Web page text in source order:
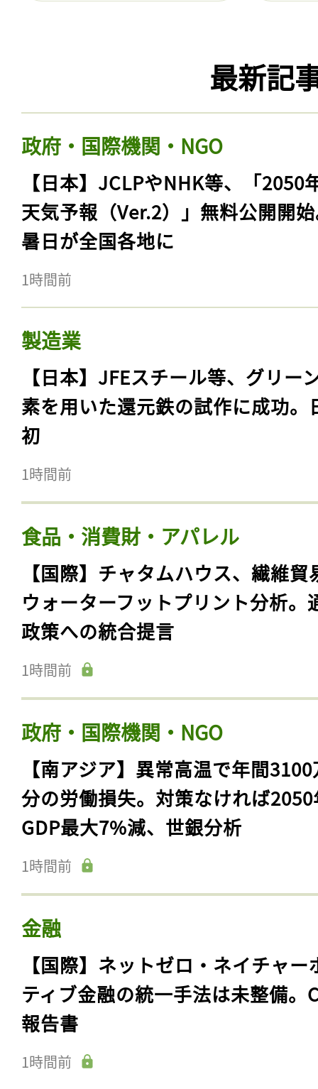
最新記
政府・国際機関・NGO
【日本】JCLPやNHK等、「2050
天気予報（Ver.2）」無料公開開
暑日が全国各地に
1時間前
製造業
【日本】JFEスチール等、グリー
素を用いた還元鉄の試作に成功。
初
1時間前
食品・消費財・アパレル
【国際】チャタムハウス、繊維貿
ウォーターフットプリント分析。
政策への統合提言
1時間前
政府・国際機関・NGO
【南アジア】異常高温で年間
分の労働損失。対策なければ
GDP最大7%減、世銀分析
1時間前
金融
【国際】ネットゼロ・ネイチャー
ティブ金融の統一手法は未整備。
報告書
1時間前